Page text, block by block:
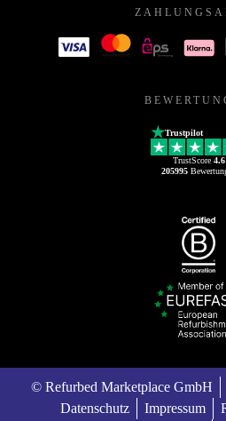
Trustpilot
TrustScore 4.6
205995
© Refurbed Marketplace GmbH
Datenschutz
Impressum